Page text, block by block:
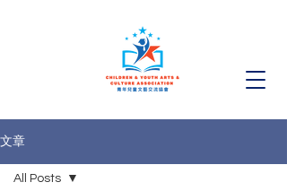
文章
All Posts